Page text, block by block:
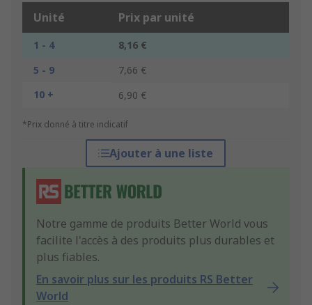
Unité Prix par unité
1 - 4
8,16 €
5 - 9
7,66 €
10 +
6,90 €
*Prix donné à titre indicatif
Ajouter à une liste
Notre gamme de produits Better World vous
facilite l'accès à des produits plus durables et
plus fiables.
En savoir plus sur les produits RS Better
World